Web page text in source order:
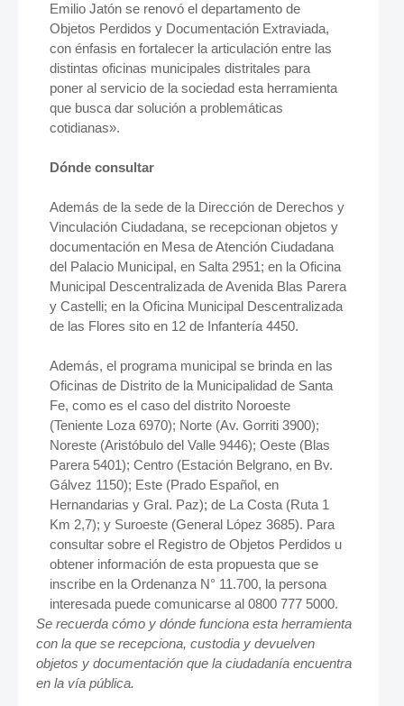
Emilio Jatón se renovó el departamento de
Objetos Perdidos y Documentación Extraviada,
con énfasis en fortalecer la articulación entre las
distintas oficinas municipales distritales para
poner al servicio de la sociedad esta herramienta
que busca dar solución a problemáticas
cotidianas».
Dónde consultar
Además de la sede de la Dirección de Derechos y
Vinculación Ciudadana, se recepcionan objetos y
documentación en Mesa de Atención Ciudadana
del Palacio Municipal, en Salta 2951; en la Oficina
Municipal Descentralizada de Avenida Blas Parera
y Castelli; en la Oficina Municipal Descentralizada
de las Flores sito en 12 de Infantería 4450.
Además, el programa municipal se brinda en las
Oficinas de Distrito de la Municipalidad de Santa
Fe, como es el caso del distrito Noroeste
(Teniente Loza 6970); Norte (Av. Gorriti 3900);
Noreste (Aristóbulo del Valle 9446); Oeste (Blas
Parera 5401); Centro (Estación Belgrano, en Bv.
Gálvez 1150); Este (Prado Español, en
Hernandarias y Gral. Paz); de La Costa (Ruta 1
Km 2,7); y Suroeste (General López 3685). Para
consultar sobre el Registro de Objetos Perdidos u
obtener información de esta propuesta que se
inscribe en la Ordenanza N° 11.700, la persona
interesada puede comunicarse al 0800 777 5000.
Se recuerda cómo y dónde funciona esta herramienta
con la que se recepciona, custodia y devuelven
objetos y documentación que la ciudadanía encuentra
en la vía pública.